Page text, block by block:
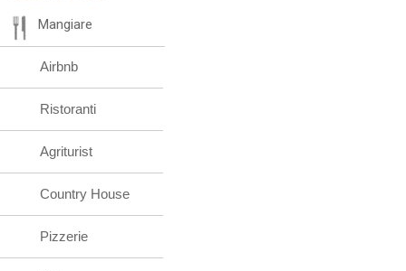
Mangiare
Airbnb
Ristoranti
Agriturist
Country House
Pizzerie